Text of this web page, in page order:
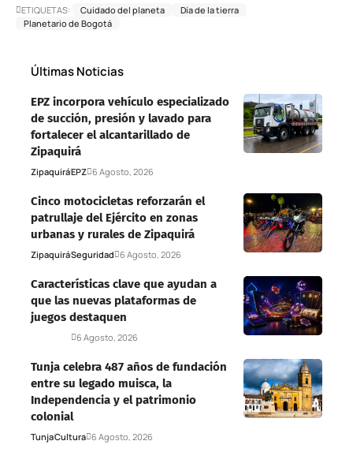
ETIQUETAS: Cuidado del planeta
Día de la tierra
Planetario de Bogotá
Últimas Noticias
EPZ incorpora vehículo especializado
de succión, presión y lavado para
fortalecer el alcantarillado de
Zipaquirá
ZipaquiráEPZ 6 Agosto, 2026
Cinco motocicletas reforzarán el
patrullaje del Ejército en zonas
urbanas y rurales de Zipaquirá
ZipaquiráSeguridad 6 Agosto, 2026
Características clave que ayudan a
que las nuevas plataformas de
juegos destaquen
6 Agosto, 2026
Tunja celebra 487 años de fundación
entre su legado muisca, la
Independencia y el patrimonio
colonial
TunjaCultura 6 Agosto, 2026